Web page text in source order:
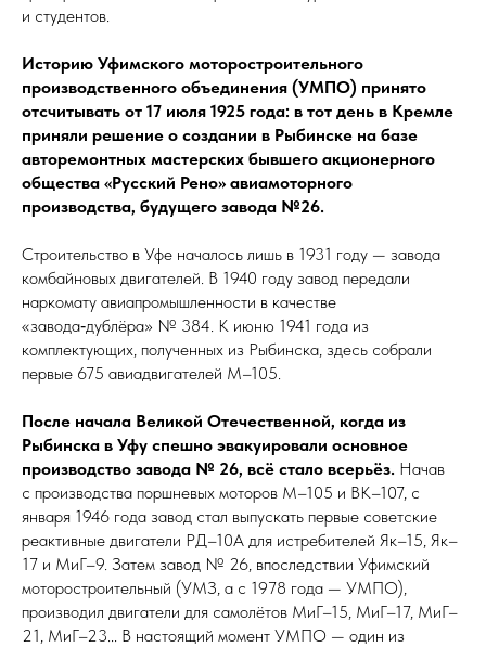
и студентов.
Историю Уфимского моторостроительного
производственного объединения (УМПО) принято
отсчитывать от 17 июля 1925 года: в тот день в Кремле
приняли решение о создании в Рыбинске на базе
авторемонтных мастерских бывшего акционерного
общества «Русский Рено» авиамоторного
производства, будущего завода №26.
Строительство в Уфе началось лишь в 1931 году — завода
комбайновых двигателей. В 1940 году завод передали
наркомату авиапромышленности в качестве
«завода‑дублёра» № 384. К июню 1941 года из
комплектующих, полученных из Рыбинска, здесь собрали
первые 675 авиадвигателей М–105.
После начала Великой Отечественной, когда из
Рыбинска в Уфу спешно эвакуировали основное
производство завода № 26, всё стало всерьёз. Начав
с производства поршневых моторов М–105 и ВК–107, с
января 1946 года завод стал выпускать первые советские
реактивные двигатели РД–10А для истребителей Як–15, Як–
17 и МиГ–9. Затем завод № 26, впоследствии Уфимский
моторостроительный (УМЗ, а с 1978 го­да — УМПО),
производил двигатели для самолётов МиГ–15, МиГ–17, МиГ–
21, МиГ–23... В настоящий момент УМПО — один из